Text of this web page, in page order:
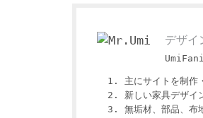
デザ
主にサイトを制作
新しい家具デザイ
無垢材、部品、布